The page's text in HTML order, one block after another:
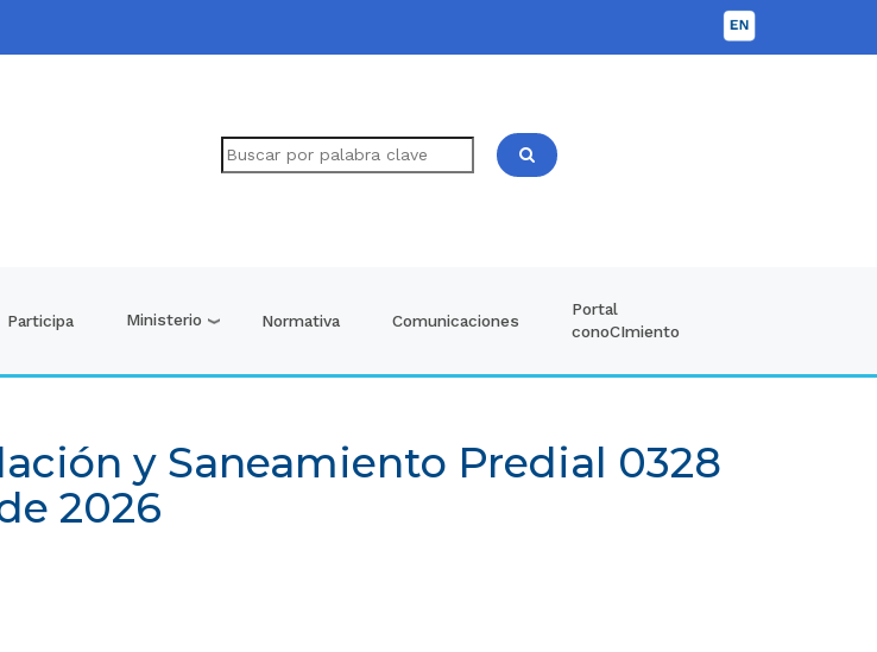
Participa Ministerio Normativa Comunicaciones
Portal
conoCImiento
y Saneamiento Predial 0328
2026